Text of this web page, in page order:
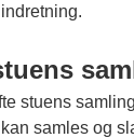
stuens
samles og